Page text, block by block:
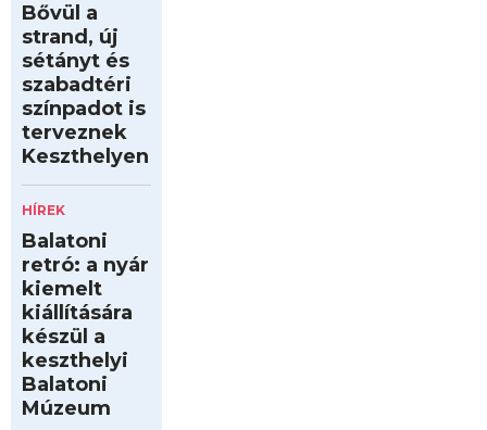
Bővül a
strand, új
sétányt és
szabadtéri
színpadot is
terveznek
Keszthelyen
HÍREK
Balatoni
retró: a nyár
kiemelt
kiállítására
készül a
keszthelyi
Balatoni
Múzeum